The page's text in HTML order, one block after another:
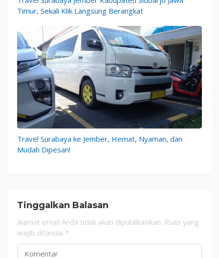
Timur, Sekali Klik Langsung Berangkat
Travel Surabaya ke Jember, Hemat, Nyaman, dan
Mudah Dipesan!
Tinggalkan Balasan
Alamat email Anda tidak akan dipublikasikan. Ruas yang
wajib ditandai *